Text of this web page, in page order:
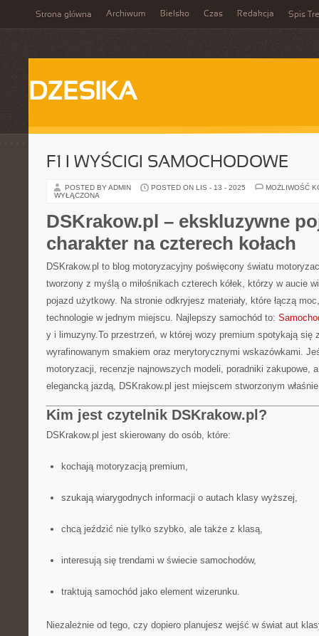
Strona główna Archiwum Bielsko Czas Redakcja Spis
DZESIKA
F1 I WYŚCIGI SAMOCHODOWE
POSTED BY ADMIN POSTED ON LIS - 13 - 2025
MOŻLIWOŚĆ
WYŁĄCZONA
DSKrakow.pl – ekskluzywne
charakter na czterech kołach
DSKrakow.pl to blog motoryzacyjny poświęcony światu
tworzony z myślą o miłośnikach czterech kółek, którzy w aucie
pojazd użytkowy. Na stronie odkryjesz materiały, które łączą
technologie w jednym miejscu. Najlepszy samochód to:
y i limuzyny.To przestrzeń, w której wozy premium spotykają się
wyrafinowanym smakiem oraz merytorycznymi wskazówkami.
motoryzacji, recenzje najnowszych modeli, poradniki zakupowe,
elegancką jazdą, DSKrakow.pl jest miejscem stworzonym
Kim jest czytelnik DSKrakow.pl?
DSKrakow.pl jest skierowany do osób, które:
kochają motoryzacją premium,
szukają wiarygodnych informacji o autach klasy wyższej,
chcą jeździć nie tylko szybko, ale także z klasą,
interesują się trendami w świecie samochodów,
traktują samochód jako element wizerunku.
Niezależnie od tego, czy dopiero planujesz wejść w świat aut